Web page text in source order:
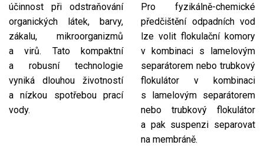
účinnost při odstraňování
organických látek, barvy,
zákalu, mikroorganizmů
a virů. Tato kompaktní
a robusní technologie
vyniká dlouhou životností
a nízkou spotřebou prací
vody.
Pro fyzikálně-chemické
předčištění odpadních vod
lze volit flokulační komory
v kombinaci s lamelovým
separátorem nebo trubkový
flokulátor v kombinaci
s lamelovým separátorem
nebo trubkový flokulátor
a pak suspenzi separovat
na membráně.